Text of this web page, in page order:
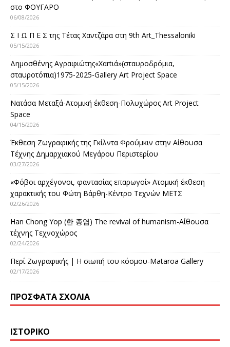
στο ΦΟΥΓΑΡΟ
06/08/2026
Σ Ι Ω Π Ε Σ της Τέτας Χαντζάρα στη 9th Art_Thessaloniki
05/15/2026
Δημοσθένης Αγραφιώτης«Xαrtιά»(σταυροδρόμια,
σταυροτόπια)1975-2025-Gallery Art Project Space
05/15/2026
Νατάσα Μεταξά-Ατομική έκθεση-Πολυχώρος Art Project
Space
04/15/2026
Έκθεση Ζωγραφικής της Γκίλντα Φρούμκιν στην Αίθουσα
Τέχνης Δημαρχιακού Μεγάρου Περιστερίου
03/27/2026
«Φόβοι αρχέγονοι, φαντασίας επαρωγοί» Ατομική έκθεση
χαρακτικής του Φώτη Βάρθη-Κέντρο Τεχνών ΜΕΤΣ
02/26/2026
Han Chong Yop (한 종엽) The revival of humanism-Αίθουσα
τέχνης Τεχνοχώρος
02/24/2026
Περί Ζωγραφικής | Η σιωπή του κόσμου-Mataroa Gallery
02/17/2026
ΠΡΌΣΦΑΤΑ ΣΧΌΛΙΑ
ΙΣΤΟΡΙΚΌ